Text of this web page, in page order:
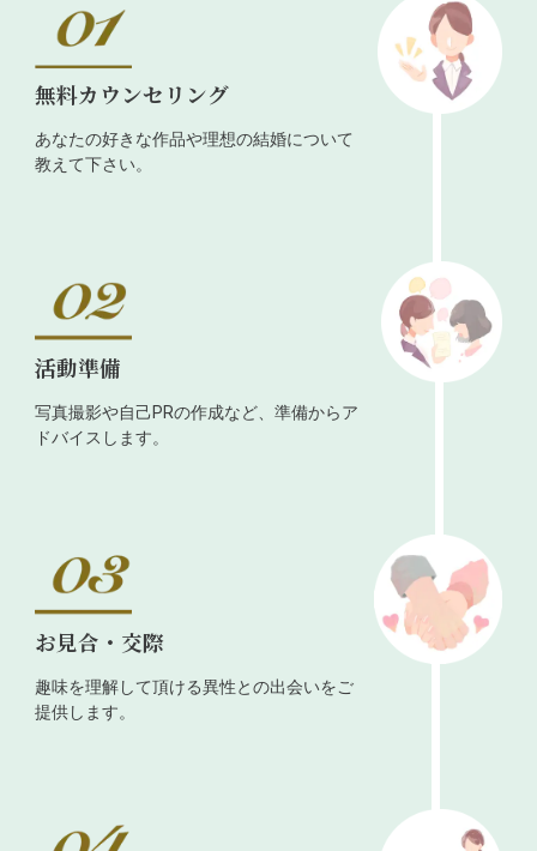
無料カウンセリング
あなたの好きな作品や理想の結婚について
教えて下さい。
活動準備
写真撮影や自己PRの作成など、準備からア
ドバイスします。
お見合・交際
趣味を理解して頂ける異性との出会いをご
提供します。